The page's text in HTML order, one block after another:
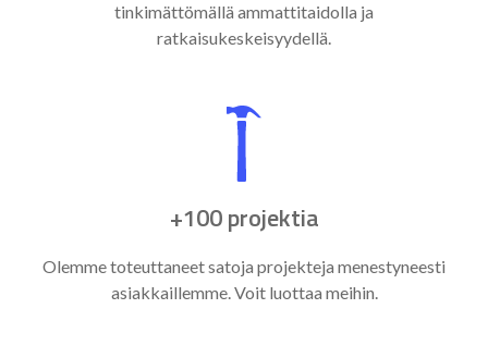
tinkimättömällä ammattitaidolla ja
ratkaisukeskeisyydellä.
+100 projektia
Olemme toteuttaneet satoja projekteja menestyneesti
asiakkaillemme. Voit luottaa meihin.